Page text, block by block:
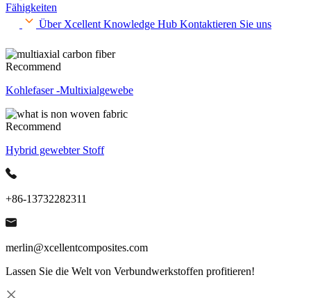
Fähigkeiten
Über Xcellent Knowledge Hub Kontaktieren Sie uns
Recommend
Kohlefaser -Multixialgewebe
Recommend
Hybrid gewebter Stoff
+86-13732282311
merlin@xcellentcomposites.com
Lassen Sie die Welt von Verbundwerkstoffen profitieren!